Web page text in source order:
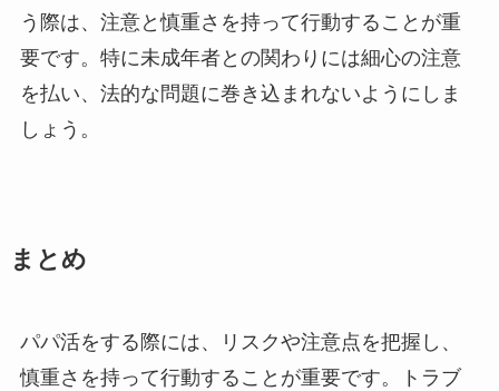
う際は、注意と慎重さを持って行動することが重
要です。特に未成年者との関わりには細心の注意
を払い、法的な問題に巻き込まれないようにしま
しょう。
まとめ
パパ活をする際には、リスクや注意点を把握し、
慎重さを持って行動することが重要です。トラブ